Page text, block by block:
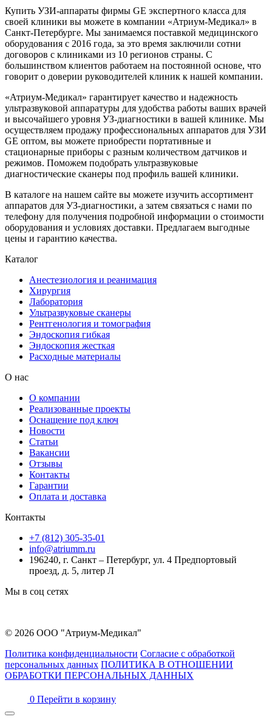
Купить УЗИ-аппараты фирмы GE экспертного класса для
своей клиники вы можете в компании «Атриум-Медикал» в
Санкт-Петербурге. Мы занимаемся поставкой медицинского
оборудования с 2016 года, за это время заключили сотни
договоров с клиниками из 10 регионов страны. С
большинством клиентов работаем на постоянной основе, что
говорит о доверии руководителей клиник к нашей компании.
«Атриум-Медикал» гарантирует качество и надежность
ультразвуковой аппаратуры для удобства работы ваших врачей
и высочайшего уровня УЗ-диагностики в вашей клинике. Мы
осуществляем продажу профессиональных аппаратов для УЗИ
GE оптом, вы можете приобрести портативные и
стационарные приборы с разным количеством датчиков и
режимов. Поможем подобрать ультразвуковые
диагностические сканеры под профиль вашей клиники.
В каталоге на нашем сайте вы можете изучить ассортимент
аппаратов для УЗ-диагностики, а затем связаться с нами по
телефону для получения подробной информации о стоимости
оборудования и условиях доставки. Предлагаем выгодные
цены и гарантию качества.
Каталог
Анестезиология и реанимация
Хирургия
Лаборатория
Ультразвуковые сканеры
Рентгенология и томография
Эндоскопия гибкая
Эндоскопия жесткая
Расходные материалы
О нас
О компании
Реализованные проекты
Оснащение под ключ
Новости
Статьи
Вакансии
Отзывы
Контакты
Гарантии
Оплата и доставка
Контакты
+7 (812) 305-35-01
info@atriumm.ru
196240, г. Санкт – Петербург, ул. 4 Предпортовый
проезд, д. 5, литер Л
Мы в соц сетях
© 2026 ООО "Атриум-Медикал"
Политика конфиденциальности Согласие с обработкой
персональных данных ПОЛИТИКА В ОТНОШЕНИИ
ОБРАБОТКИ ПЕРСОНАЛЬНЫХ ДАННЫХ
0 Перейти в корзину